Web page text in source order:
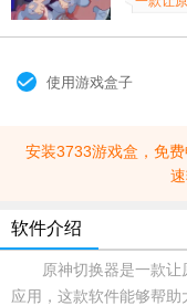
使用游戏盒子
安装3733游戏盒，免
软件介绍
原神切换器是一款让
应用，这款软件能够帮